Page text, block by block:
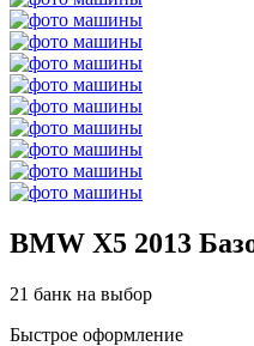
BMW X5 2013
21 банк на выбор
Быстрое оформление